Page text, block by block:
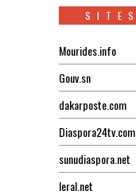
Mourides.info
Gouv.sn
dakarposte.com
Diaspora24tv.com
sunudiaspora.net
leral.net